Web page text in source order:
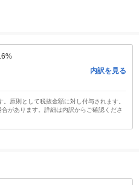
内訳を見る
原則として税抜金額に対し付与されます。
があります。詳細は内訳からご確認くださ